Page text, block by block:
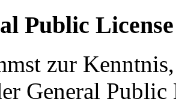
Public License
zur
General